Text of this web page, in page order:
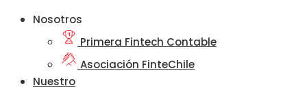
Nosotros
Primera Fintech Contable
Asociación FinteChile
Nuestro